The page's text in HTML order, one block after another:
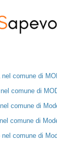
comune di
comune di
comune di
comune di
comune di